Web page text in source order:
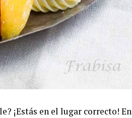
¡Estás en el lugar correcto! En